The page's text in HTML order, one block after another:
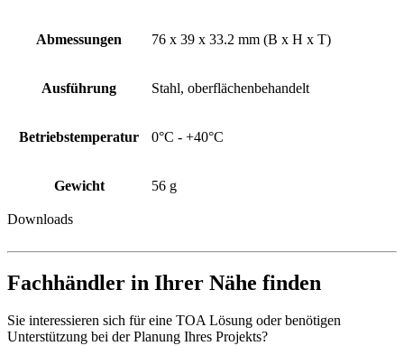
Abmessungen 76 x 39 x 33.2 mm (B x H x T)
Ausführung Stahl, oberflächenbehandelt
Betriebstemperatur 0°C - +40°C
Gewicht 56 g
Downloads
Fachhändler in Ihrer Nähe finden
Sie interessieren sich für eine TOA Lösung oder benötigen
Unterstützung bei der Planung Ihres Projekts?